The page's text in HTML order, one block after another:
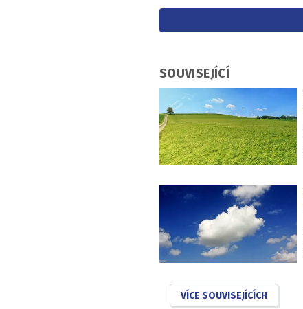
SOUVISEJÍCÍ
VÍCE SOUVISEJÍCÍCH